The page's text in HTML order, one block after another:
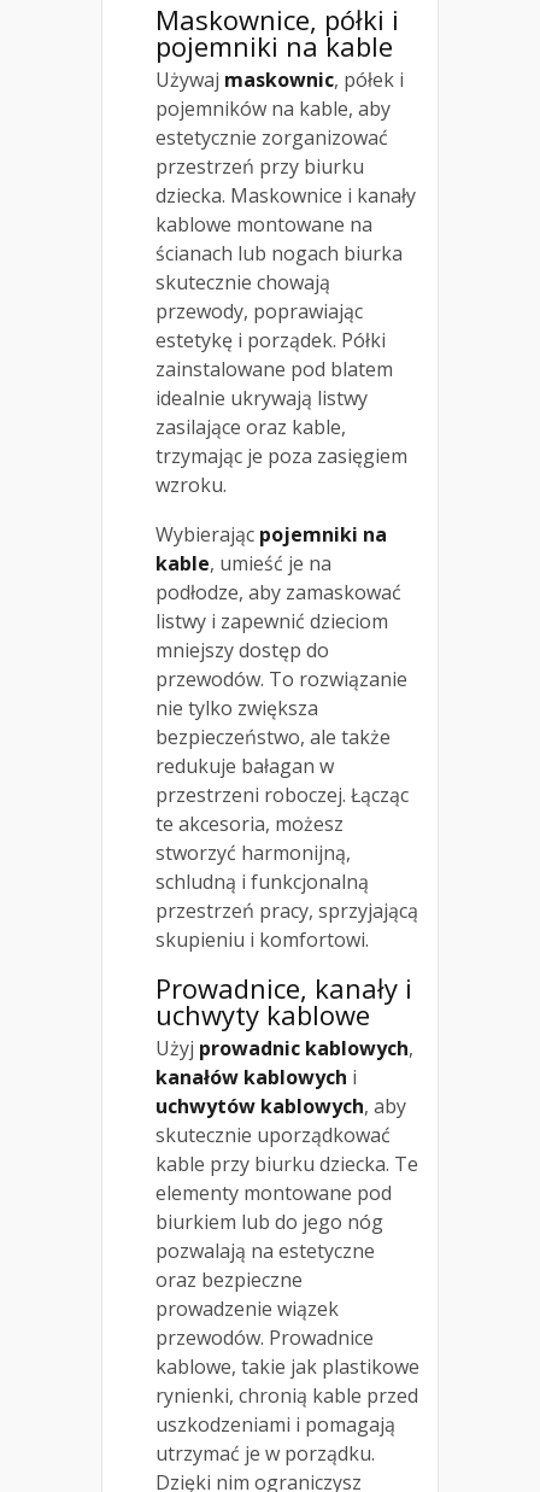
Maskownice, półki i
pojemniki na kable
Używaj maskownic, półek i
pojemników na kable, aby
estetycznie zorganizować
przestrzeń przy biurku
dziecka. Maskownice i kanały
kablowe montowane na
ścianach lub nogach biurka
skutecznie chowają
przewody, poprawiając
estetykę i porządek. Półki
zainstalowane pod blatem
idealnie ukrywają listwy
zasilające oraz kable,
trzymając je poza zasięgiem
wzroku.
Wybierając pojemniki na
kable, umieść je na
podłodze, aby zamaskować
listwy i zapewnić dzieciom
mniejszy dostęp do
przewodów. To rozwiązanie
nie tylko zwiększa
bezpieczeństwo, ale także
redukuje bałagan w
przestrzeni roboczej. Łącząc
te akcesoria, możesz
stworzyć harmonijną,
schludną i funkcjonalną
przestrzeń pracy, sprzyjającą
skupieniu i komfortowi.
Prowadnice, kanały i
uchwyty kablowe
Użyj prowadnic kablowych,
kanałów kablowych i
uchwytów kablowych, aby
skutecznie uporządkować
kable przy biurku dziecka. Te
elementy montowane pod
biurkiem lub do jego nóg
pozwalają na estetyczne
oraz bezpieczne
prowadzenie wiązek
przewodów. Prowadnice
kablowe, takie jak plastikowe
rynienki, chronią kable przed
uszkodzeniami i pomagają
utrzymać je w porządku.
Dzięki nim ograniczysz